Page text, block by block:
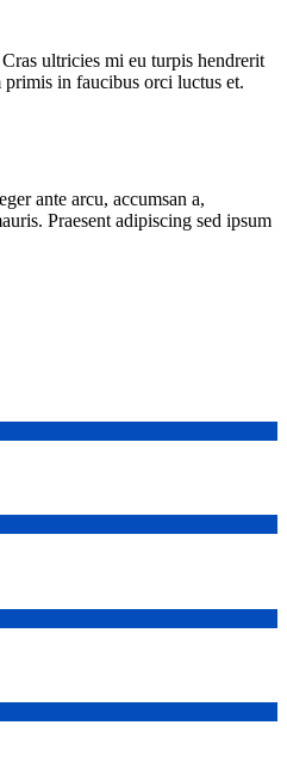
ultricies mi eu turpis hendrerit
in faucibus orci luctus et.
ante arcu, accumsan a,
Praesent adipiscing sed ipsum